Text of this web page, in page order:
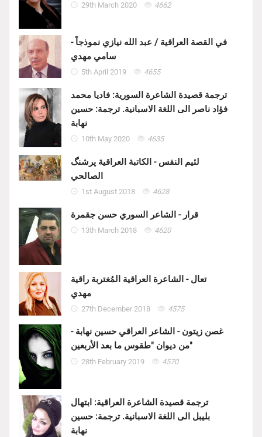
29th March 2020 4662
في القصة العراقية / عبد الله نيازي نموذجاً -
سامي مهدي
5th April 2019 4655
ترجمة قصيدة الشاعرة السورية: فاديا محمد
فؤاد ناصر الى اللغة الاسبانية. ترجمة: حسين
نهابة
10th May 2020 4635
لئيم النفس - الكاتبة العراقية پرشنگ
الصالحي
1st August 2018 4628
قرار - الشاعر السوري حسن جقمرة
13th March 2018 4620
تعال - الشاعرة العراقية المُغتربة راقية
مهدي
27th December 2018 4575
غصن زيتون - الشاعر العراقي حسين نهابة -
من ديوان "طقوس ما بعد الأربعين"
28th February 2019 4570
ترجمة قصيدة الشاعرة العراقية: ابتهال
بليبل الى اللغة الاسبانية. ترجمة: حسين
نهابة